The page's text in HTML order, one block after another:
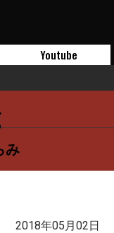
Youtube
み
2018年05月02日